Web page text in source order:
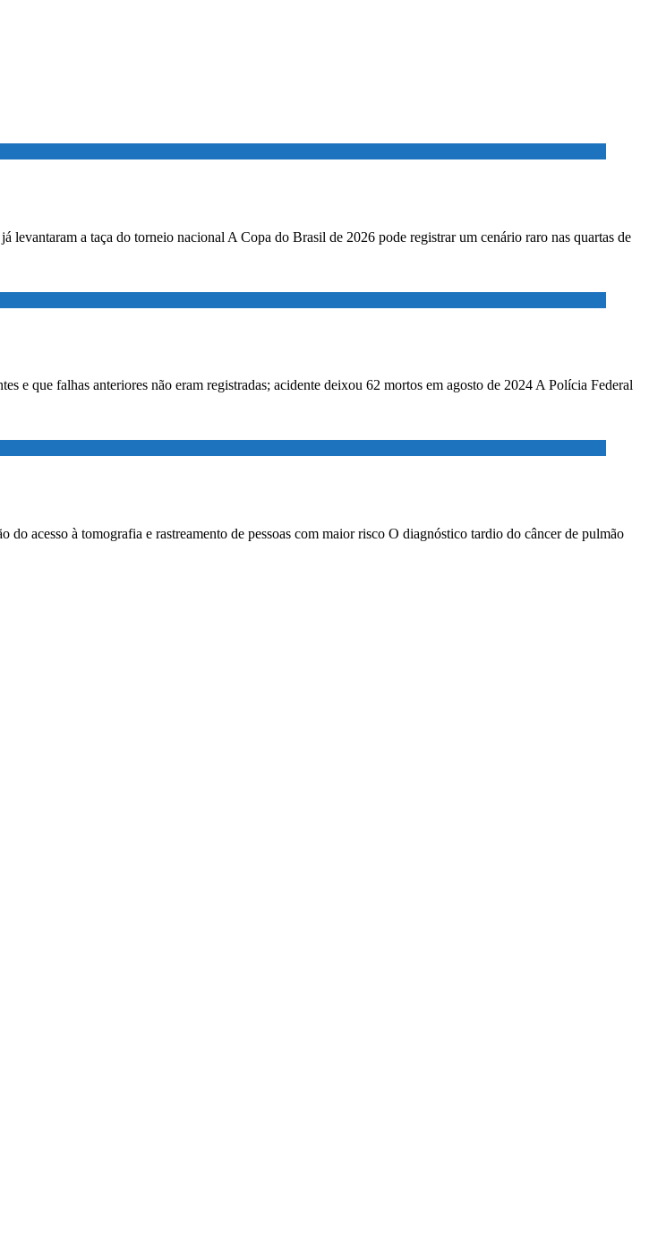
a taça do torneio nacional A Copa do Brasil de 2026 pode registrar um cenário raro nas quartas de
e que falhas anteriores não eram registradas; acidente deixou 62 mortos em agosto de 2024 A Polícia Federal
acesso à tomografia e rastreamento de pessoas com maior risco O diagnóstico tardio do câncer de pulmão